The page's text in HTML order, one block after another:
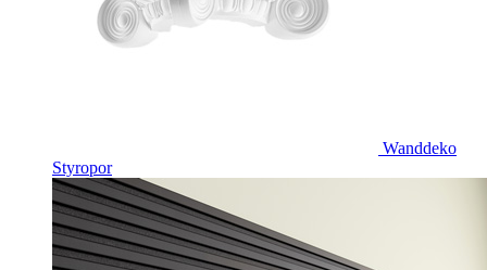
Wanddeko
Styropor